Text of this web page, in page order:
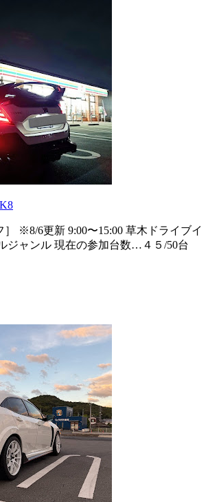
］ ※8/6更新 9:00〜15:00 草木ドライブイ
ジャンル 現在の参加台数…４５/50台